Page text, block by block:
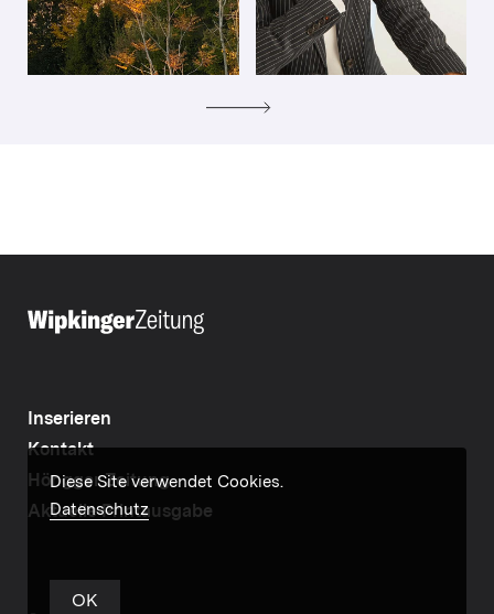
Inserieren
Kontakt
Höngger Zeitung
Aktuelle Printausgabe
Diese Site verwendet Cookies.
Datenschutz
OK